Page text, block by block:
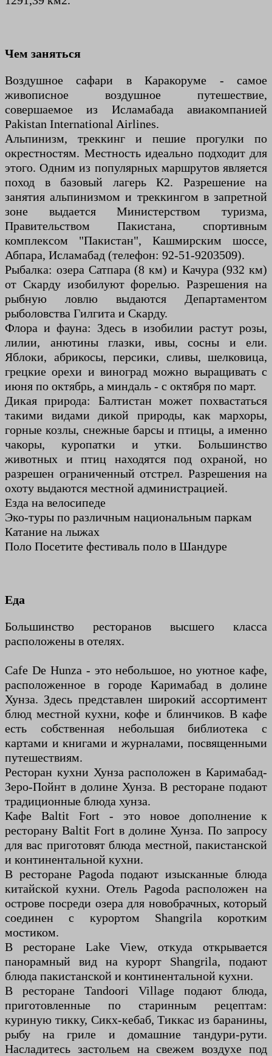
Чем заняться
Воздушное сафари в Каракоруме - самое
живописное воздушное путешествие,
совершаемое из Исламабада авиакомпанией
Pakistan International Airlines.
Альпинизм, треккинг и пешие прогулки по
окрестностям. Местность идеально подходит для
этого. Одним из популярных маршрутов является
поход в базовый лагерь К2. Разрешение на
занятия альпинизмом и треккингом в запретной
зоне выдается Министерством туризма,
Правительством Пакистана, спортивным
комплексом "Пакистан", Кашмирским шоссе,
Абпара, Исламабад (телефон: 92-51-9203509).
Рыбалка: озера Сатпара (8 км) и Качура (932 км)
от Скарду изобилуют форелью. Разрешения на
рыбную ловлю выдаются Департаментом
рыболовства Гилгита и Скарду.
Флора и фауна: Здесь в изобилии растут розы,
лилии, анютины глазки, ивы, сосны и ели.
Яблоки, абрикосы, персики, сливы, шелковица,
грецкие орехи и виноград можно выращивать с
июня по октябрь, а миндаль - с октября по март.
Дикая природа: Балтистан может похвастаться
такими видами дикой природы, как мархоры,
горные козлы, снежные барсы и птицы, а именно
чакоры, куропатки и утки. Большинство
животных и птиц находятся под охраной, но
разрешен ограниченный отстрел. Разрешения на
охоту выдаются местной администрацией.
Езда на велосипеде
Эко-туры по различным национальным паркам
Катание на лыжах
Поло Посетите фестиваль поло в Шандуре
Еда
Большинство ресторанов высшего класса
расположены в отелях.
Cafe De Hunza - это небольшое, но уютное кафе,
расположенное в городе Каримабад в долине
Хунза. Здесь представлен широкий ассортимент
блюд местной кухни, кофе и блинчиков. В кафе
есть собственная небольшая библиотека с
картами и книгами и журналами, посвященными
путешествиям.
Ресторан кухни Хунза расположен в Каримабад-
Зеро-Пойнт в долине Хунза. В ресторане подают
традиционные блюда хунза.
Кафе Baltit Fort - это новое дополнение к
ресторану Baltit Fort в долине Хунза. По запросу
для вас приготовят блюда местной, пакистанской
и континентальной кухни.
В ресторане Pagoda подают изысканные блюда
китайской кухни. Отель Pagoda расположен на
острове посреди озера для новобрачных, который
соединен с курортом Shangrila коротким
мостиком.
В ресторане Lake View, откуда открывается
панорамный вид на курорт Shangrila, подают
блюда пакистанской и континентальной кухни.
В ресторане Tandoori Village подают блюда,
приготовленные по старинным рецептам:
куриную тикку, Сикх-кебаб, Тиккас из баранины,
рыбу на гриле и домашние тандури-рути.
Насладитесь застольем на свежем воздухе под